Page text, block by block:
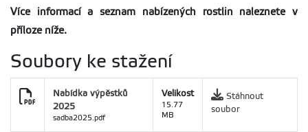
Více informací a seznam nabízených rostlin naleznete v
příloze níže.
Soubory ke stažení
Nabídka výpěstků
2025
sadba2025.pdf
Velikost
15.77
MB
Stáhnout
soubor